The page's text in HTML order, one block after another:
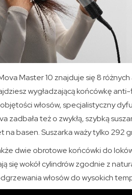
Master 10 znajduje się 8
wygładzającą końcówkę
włosów, specjalistyczny
zadbała też o zwykłą, szybką
na basen. Suszarka waży tylko 292
dwie obrotowe końcówki do
się wokół cylindrów zgodnie z
włosów do wysokich